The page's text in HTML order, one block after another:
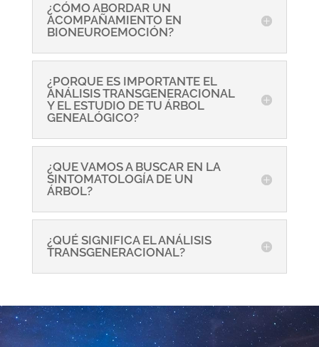
¿CÓMO ABORDAR UN
ACOMPAÑAMIENTO EN
BIONEUROEMOCIÓN?
¿PORQUE ES IMPORTANTE EL
ANÁLISIS TRANSGENERACIONAL
Y EL ESTUDIO DE TU ÁRBOL
GENEALÓGICO?
¿QUE VAMOS A BUSCAR EN LA
SINTOMATOLOGÍA DE UN
ÁRBOL?
¿QUÉ SIGNIFICA EL ANÁLISIS
TRANSGENERACIONAL?